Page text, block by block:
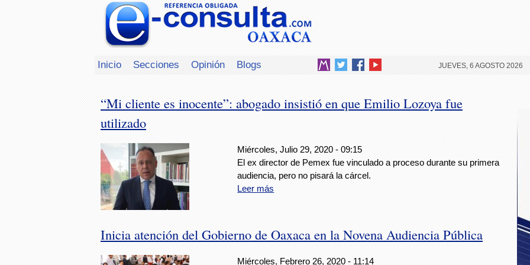
Inicio Secciones Opinión Blogs JUEVES, 6 AGOSTO 2026
“Mi cliente es inocente”: abogado insistió en que Emilio Lozoya fue
utilizado
Miércoles, Julio 29, 2020 - 09:15
El ex director de Pemex fue vinculado a proceso durante su primera
audiencia, pero no pisará la cárcel.
Leer más
Inicia atención del Gobierno de Oaxaca en la Novena Audiencia Pública
Miércoles, Febrero 26, 2020 - 11:14